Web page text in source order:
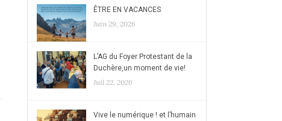
ÊTRE EN VACANCES
Juin 29, 2026
L’AG du Foyer Protestant de la
Duchère,un moment de vie!
Juil 22, 2026
Vive le numérique ! et l’humain